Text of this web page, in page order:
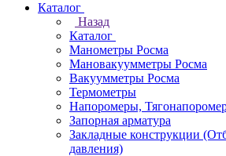
Каталог
Назад
Каталог
Манометры Росма
Мановакуумметры Росма
Вакуумметры Росма
Термометры
Напоромеры,
Запорная арматура
Закладные конструкции
давления)